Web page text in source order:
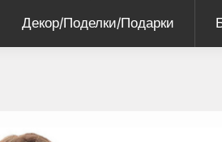
Декор/Поделки/Подарки